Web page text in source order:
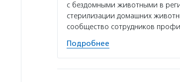
с бездомными животными в
стерилизации домашних
сообщество сотрудников
Подробнее